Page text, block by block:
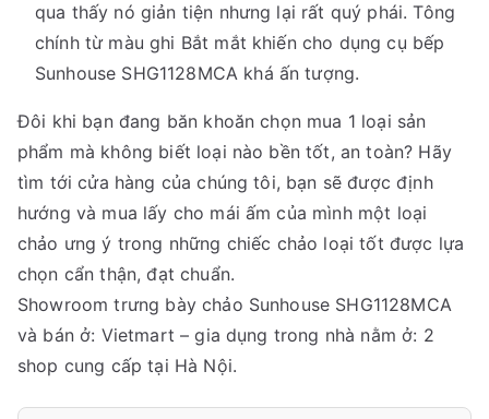
qua thấy nó giản tiện nhưng lại rất quý phái. Tông
chính từ màu ghi Bắt mắt khiến cho dụng cụ bếp
Sunhouse SHG1128MCA khá ấn tượng.
Đôi khi bạn đang băn khoăn chọn mua 1 loại sản
phẩm mà không biết loại nào bền tốt, an toàn? Hãy
tìm tới cửa hàng của chúng tôi, bạn sẽ được định
hướng và mua lấy cho mái ấm của mình một loại
chảo ưng ý trong những chiếc chảo loại tốt được lựa
chọn cẩn thận, đạt chuẩn.
Showroom trưng bày chảo Sunhouse SHG1128MCA
và bán ở: Vietmart – gia dụng trong nhà nằm ở: 2
shop cung cấp tại Hà Nội.